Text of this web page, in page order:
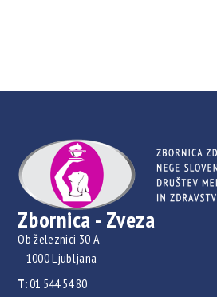
Zbornica - Zveza
Ob železnici 30 A
1000 Ljubljana
T:01 544 54 80